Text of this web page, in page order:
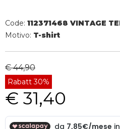
Code: 112371468 VINTAGE
Motivo: T-shirt
€ 44,90
Rabatt 30%
€ 31,40